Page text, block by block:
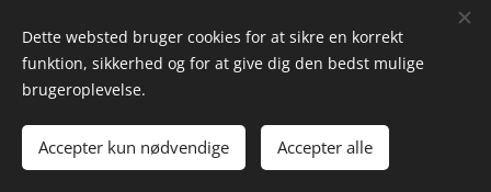
IQcom Strategisk rådgivning og kommunikation
Cookies
Dette websted bruger cookies for at sikre en korrekt
funktion, sikkerhed og for at give dig den bedst mulige
brugeroplevelse.
Accepter kun nødvendige Accepter alle